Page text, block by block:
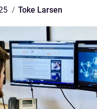
Toke Larsen